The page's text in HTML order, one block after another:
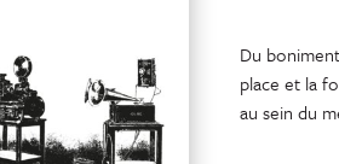
Du
place et la
au sein du